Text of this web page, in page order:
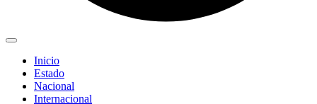
Inicio
Estado
Nacional
Internacional